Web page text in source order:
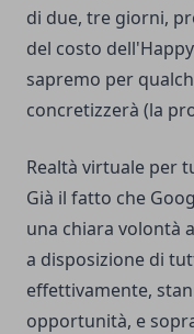
di due, tre giorni,
del costo
sapremo per
concretizzerà (la
Realtà virtuale per
Già il fatto che
una chiara volontà
a disposizione di
effettivamente,
opportunità, e